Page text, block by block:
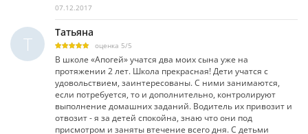
07.12.2017
Т
Татьяна
оценка 5/5
В школе «Апогей» учатся два моих сына уже на
протяжении 2 лет. Школа прекрасная! Дети учатся с
удовольствием, заинтересованы. С ними занимаются,
если потребуется, то и дополнительно, контролируют
выполнение домашних заданий. Водитель их привозит и
отвозит - я за детей спокойна, знаю что они под
присмотром и заняты втечение всего дня. С детьми